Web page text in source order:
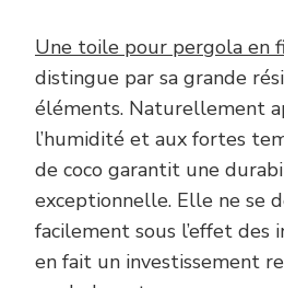
Une toile pour pergola en
distingue par sa grande
éléments. Naturellement
l’humidité et aux fortes
de coco garantit une
exceptionnelle. Elle ne se
facilement sous l’effet des
en fait un investissement